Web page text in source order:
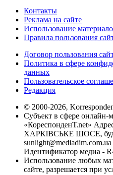
Контакты
Реклама на сайте
Использование
Правила пользования
Договор пользования
Политика в сфере
данных
Пользовательское
Редакция
© 2000-2026,
Субъект в сфере онлайн-
«КореспонденТ.net»
ХАРКІВСЬКЕ ШОСЕ,
sunlight@mediadim.com.ua
Идентификатор медиа -
Использование любых
сайте, разрешается при